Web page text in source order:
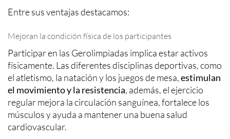
Entre sus ventajas destacamos:
Mejoran la condición física de los participantes
Participar en las Gerolimpiadas implica estar activos
físicamente. Las diferentes disciplinas deportivas, como
el atletismo, la natación y los juegos de mesa,estimulan
el movimiento y la resistencia, además, el ejercicio
regular mejora la circulación sanguínea, fortalece los
músculos y ayuda a mantener una buena salud
cardiovascular.